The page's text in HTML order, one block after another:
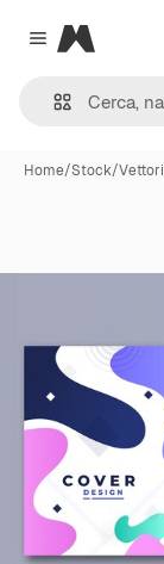
Close menu
Magnific
Home/Stock/Vettori